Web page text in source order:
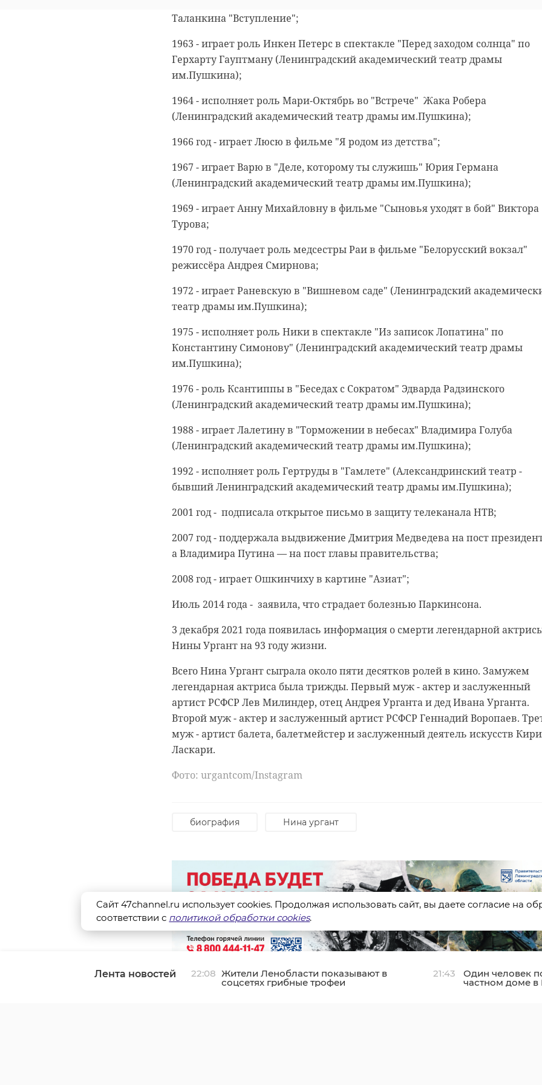
Таланкина "Вступление";
1963 - играет роль Инкен Петерс в спектакле "Перед заходом солнца" по
Герхарту Гауптману (Ленинградский академический театр драмы
им.Пушкина);
1964 - исполняет роль Мари-Октябрь во "Встрече" Жака Робера
(Ленинградский академический театр драмы им.Пушкина);
1966 год - играет Люсю в фильме "Я родом из детства";
1967 - играет Варю в "Деле, которому ты служишь" Юрия Германа
(Ленинградский академический театр драмы им.Пушкина);
1969 - играет Анну Михайловну в фильме "Сыновья уходят в бой" Виктора
Турова;
1970 год - получает роль медсестры Раи в фильме "Белорусский вокзал"
режиссёра Андрея Смирнова;
1972 - играет Раневскую в "Вишневом саде" (Ленинградский
театр драмы им.Пушкина);
1975 - исполняет роль Ники в спектакле "Из записок Лопатина" по
Константину Симонову" (Ленинградский академический театр драмы
им.Пушкина);
1976 - роль Ксантиппы в "Беседах с Сократом" Эдварда Радзинского
(Ленинградский академический театр драмы им.Пушкина);
1988 - играет Лалетину в "Торможении в небесах" Владимира Голуба
(Ленинградский академический театр драмы им.Пушкина);
1992 - исполняет роль Гертруды в "Гамлете" (Александринский театр -
бывший Ленинградский академический театр драмы им.Пушкина);
2001 год - подписала открытое письмо в защиту телеканала НТВ;
2007 год - поддержала выдвижение Дмитрия Медведева на пост
а Владимира Путина — на пост главы правительства;
2008 год - играет Ошкинчиху в картине "Азиат";
Июль 2014 года - заявила, что страдает болезнью Паркинсона.
3 декабря 2021 года появилась информация о смерти легендарной
Нины Ургант на 93 году жизни.
Всего Нина Ургант сыграла около пяти десятков ролей в кино. Замужем
легендарная актриса была трижды. Первый муж - актер и заслуженный
артист РСФСР Лев Милиндер, отец Андрея Урганта и дед Ивана Урганта.
Второй муж - актер и заслуженный артист РСФСР Геннадий Воропаев.
муж - артист балета, балетмейстер и заслуженный деятель искусств
Ласкари.
Фото: urgantcom/Instagram
биография Нина ургант
Лента новостей 22:08 Жители Ленобласти показывают в
соцсетях грибные трофеи
21:43 Один человек
частном доме в
Сайт 47channel.ru использует cookies. Продолжая использовать сайт, вы даете согласие на
соответствии с политикой обработки cookies.